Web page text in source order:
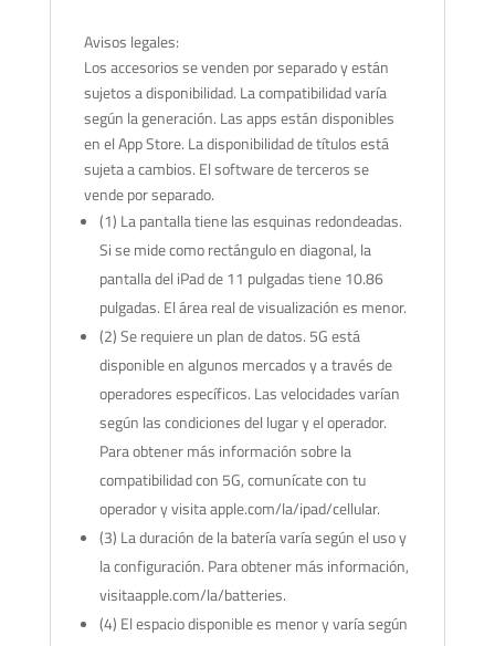
Avisos legales:
Los accesorios se venden por separado y están
sujetos a disponibilidad. La compatibilidad varía
según la generación. Las apps están disponibles
en el App Store. La disponibilidad de títulos está
sujeta a cambios. El software de terceros se
vende por separado.
(1) La pantalla tiene las esquinas redondeadas.
Si se mide como rectángulo en diagonal, la
pantalla del iPad de 11 pulgadas tiene 10.86
pulgadas. El área real de visualización es menor.
(2) Se requiere un plan de datos. 5G está
disponible en algunos mercados y a través de
operadores específicos. Las velocidades varían
según las condiciones del lugar y el operador.
Para obtener más información sobre la
compatibilidad con 5G, comunícate con tu
operador y visita apple.com/la/ipad/cellular.
(3) La duración de la batería varía según el uso y
la configuración. Para obtener más información,
visitaapple.com/la/batteries.
(4) El espacio disponible es menor y varía según